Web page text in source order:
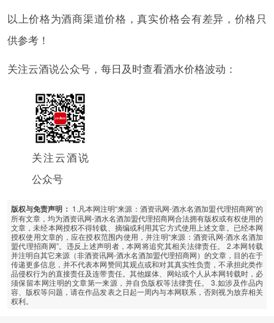
以上价格为酒商渠道价格，真实价格会有差异，价格只
供参考！
关注云酒说公众号，每日及时查看酒水价格波动：
关注云酒说
公众号
版权与免责声明： 1.凡本网注明“来源：酒资讯网-酒水名酒加盟代理招商网”的
所有文章，均为酒资讯网-酒水名酒加盟代理招商网合法拥有版权或有权使用的
文章，未经本网授权不得转载、摘编或利用其它方式使用上述文章。已经本网
授权使用文章的，应在授权范围内使用，并注明“来源：酒资讯网-酒水名酒加
盟代理招商网”。违反上述声明者，本网将追究其相关法律责任。 2.本网转载
并注明自其它来源（非酒资讯网-酒水名酒加盟代理招商网）的文章，目的在于
传递更多信息，并不代表本网赞同其观点或和对其真实性负责，不承担此类作
品侵权行为的直接责任及连带责任。其他媒体、网站或个人从本网转载时，必
须保留本网注明的文章第一来源，并自负版权等法律责任。 3.如涉及作品内
容、版权等问题，请在作品发表之日起一周内与本网联系，否则视为放弃相关
权利。